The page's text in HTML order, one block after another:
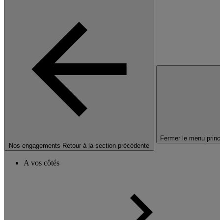
Nos engagements Retour à la section précédente
Fermer le menu
A vos côtés